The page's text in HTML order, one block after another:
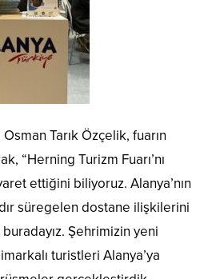
Tarık Özçelik, fuarın
“Herning Turizm Fuarı’nı
ettiğini biliyoruz. Alanya’nın
süregelen dostane ilişkilerini
Şehrimizin yeni
turistleri Alanya’ya